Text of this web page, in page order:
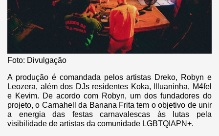
Foto: Divulgação
A produção é comandada pelos artistas Dreko, Robyn e
Leozera, além dos DJs residentes Koka, llluaninha, M4fel
e Kevim. De acordo com Robyn, um dos fundadores do
projeto, o Carnahell da Banana Frita tem o objetivo de unir
a energia das festas carnavalescas às lutas pela
visibilidade de artistas da comunidade LGBTQIAPN+.